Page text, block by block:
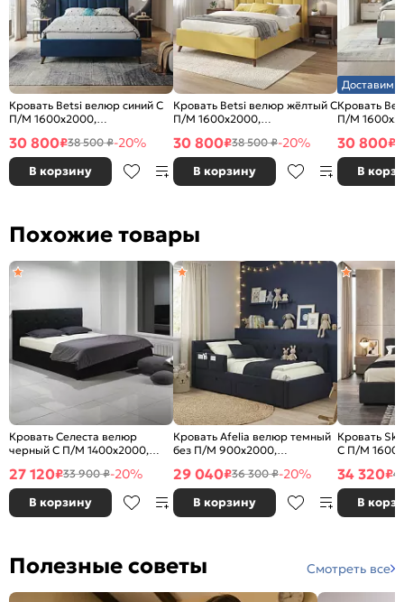
Кровать Betsi велюр синий С
П/М 1600x2000,
изголовье мягкое
30 800₽38 500 ₽-20%
В корзину
Кровать Betsi велюр жёлтый С
П/М 1600x2000,
изголовье мягкое
30 800₽38 500 ₽-20%
В корзину
Доставим
Кровать
П/М
изголовье
30 800₽
В
Похожие товары
Кровать Селеста велюр
черный С П/М 1400x2000,
изголовье мягкое
27 120₽33 900 ₽-20%
В корзину
Кровать Afelia велюр темный
без П/М 900x2000,
изголовье мягкое
29 040₽36 300 ₽-20%
В корзину
Кровать
С П/М
изголовье
34 320₽
В
Полезные советы Смотреть все